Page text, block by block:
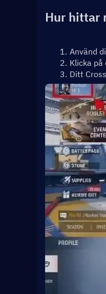
Hur hittar
Använd
Klicka
Ditt